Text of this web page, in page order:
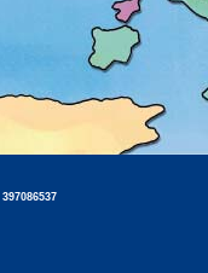
397086537